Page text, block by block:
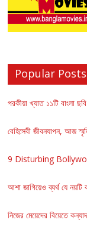
Popular Posts
পরকীয়া খ্যাত ১১টি বাংলা ছবি
বেহিসেবী জীবনযাপন, আজ
9 Disturbing
আশা জাগিয়েও ব্যর্থ যে নয়টি
নিজের মেয়েদের বিয়েতে